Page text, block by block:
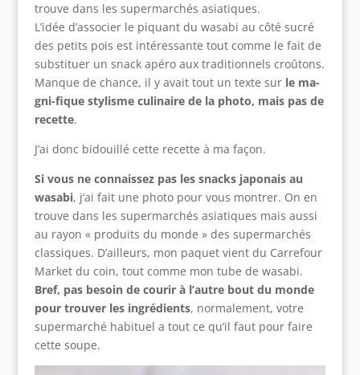
trouve dans les supermarchés asiatiques.
L’idée d’associer le piquant du wasabi au côté sucré
des petits pois est intéressante tout comme le fait de
substituer un snack apéro aux traditionnels croûtons.
Manque de chance, il y avait tout un texte surle ma-
gni-fique stylisme culinaire de la photo, mais pas de
recette.
J’ai donc bidouillé cette recette à ma façon.
Si vous ne connaissez pas les snacks japonais au
wasabi, j’ai fait une photo pour vous montrer. On en
trouve dans les supermarchés asiatiques mais aussi
au rayon « produits du monde » des supermarchés
classiques. D’ailleurs, mon paquet vient du Carrefour
Market du coin, tout comme mon tube de wasabi.
Bref, pas besoin de courir à l’autre bout du monde
pour trouver les ingrédients, normalement, votre
supermarché habituel a tout ce qu’il faut pour faire
cette soupe.